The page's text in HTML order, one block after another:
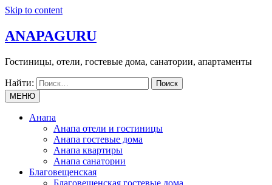
Skip to content
ANAPAGURU
Гостиницы, отели, гостевые дома, санатории, апартаменты
Найти:
МЕНЮ
Анапа
Анапа отели и гостиницы
Анапа гостевые дома
Анапа квартиры
Анапа санатории
Благовещенская
Благовещенская гостевые дома